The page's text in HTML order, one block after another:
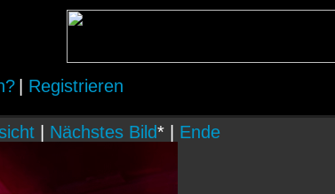
Registrieren
| Nächstes Bild* | Ende